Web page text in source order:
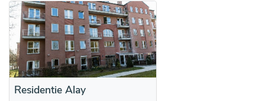
Residentie Alay